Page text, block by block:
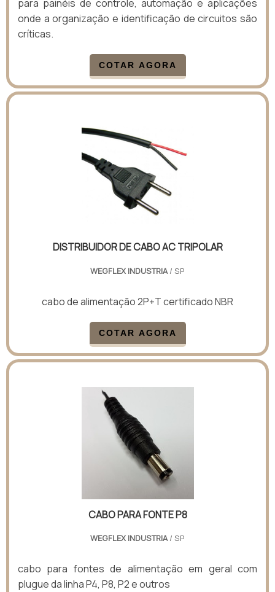
para painéis de controle, automação e aplicações
onde a organização e identificação de circuitos são
críticas.
COTAR AGORA
DISTRIBUIDOR DE CABO AC TRIPOLAR
WEGFLEX INDUSTRIA/ SP
cabo de alimentação 2P+T certificado NBR
COTAR AGORA
CABO PARA FONTE P8
WEGFLEX INDUSTRIA/ SP
cabo para fontes de alimentação em geral com
plugue da linha P4, P8, P2 e outros